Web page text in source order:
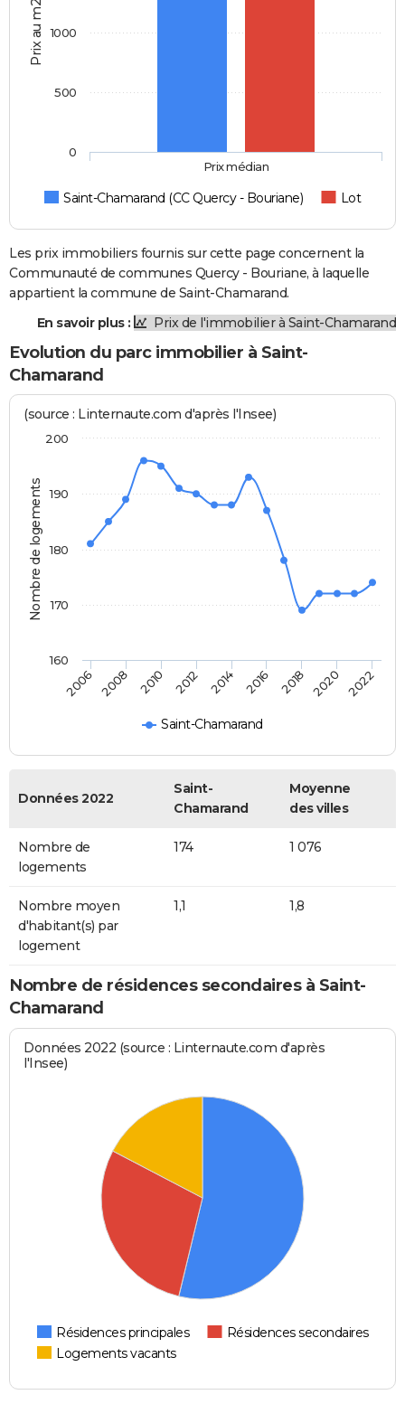
Prix au m2
Saint-Chamarand (CC Quercy - Bouriane) Lot
Prix médian
0
500
1000
Les prix immobiliers fournis sur cette page concernent la
Communauté de communes Quercy - Bouriane, à laquelle
appartient la commune de Saint-Chamarand.
En savoir plus :
Prix de l'immobilier à Saint-Chamarand
Evolution du parc immobilier à Saint-
Chamarand
Nombre de logements
(source : Linternaute.com d'après l'Insee)
Saint-Chamarand
2006 2008 2010 2012 2014 2016 2018 2020 2022
160
170
180
190
200
Données 2022
Saint-
Chamarand
Moyenne
des villes
Nombre de
logements
174 1 076
Nombre moyen
d'habitant(s) par
logement
1,1 1,8
Nombre de résidences secondaires à Saint-
Chamarand
Données 2022 (source : Linternaute.com d'après
l'Insee)
Résidences principales
Résidences secondaires
Logements vacants